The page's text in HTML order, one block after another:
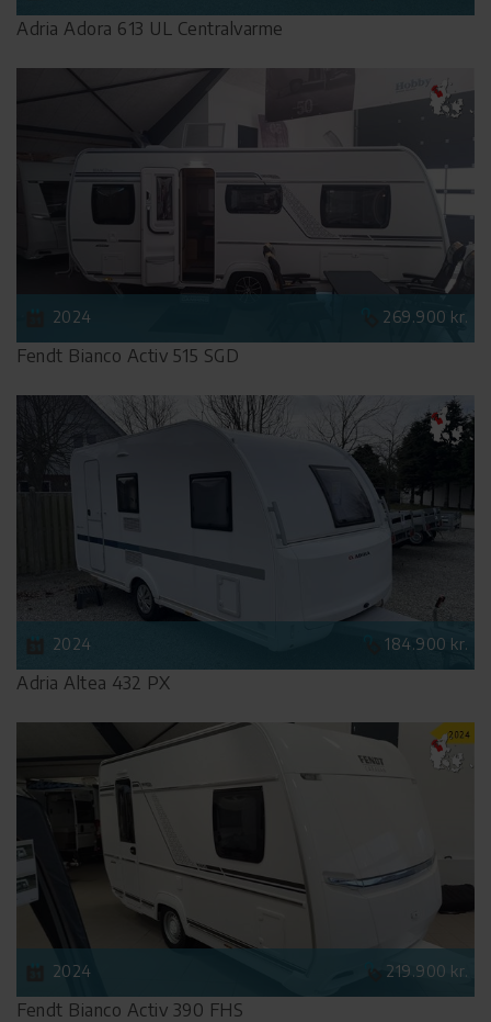
Adria Adora 613 UL Centralvarme
2024 269.900 kr.
Fendt Bianco Activ 515 SGD
2024 184.900 kr.
Adria Altea 432 PX
2024 219.900 kr.
Fendt Bianco Activ 390 FHS